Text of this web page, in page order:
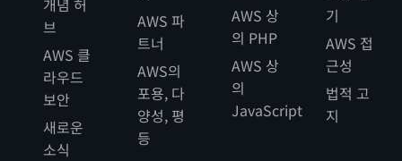
개념 허
브
AWS 클
라우드
보안
새로운
소식
AWS 파
트너
AWS의
포용, 다
양성, 평
등
AWS 상
의 PHP
AWS 상
의
JavaScript
기
AWS 접
근성
법적 고
지